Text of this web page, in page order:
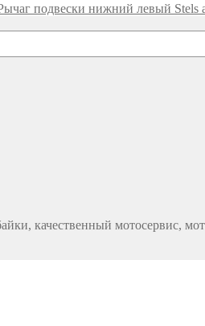
подвески нижний левый Stels
качественный мотосервис,